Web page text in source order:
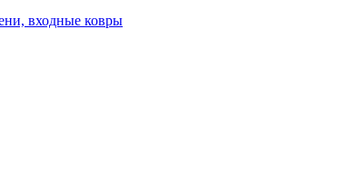
входные ковры